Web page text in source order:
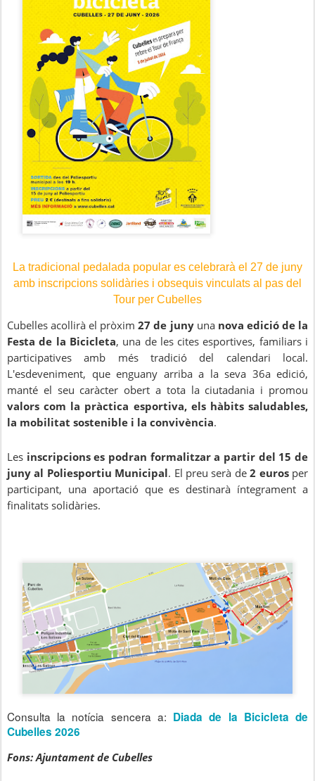
La tradicional pedalada popular es celebrarà el 27 de juny
amb inscripcions solidàries i obsequis vinculats al pas del
Tour per Cubelles
Cubelles acollirà el pròxim27 de juny una nova edició de la
Festa de la Bicicleta, una de les cites esportives, familiars i
participatives amb més tradició del calendari local.
L'esdeveniment, que enguany arriba a la seva 36a edició,
manté el seu caràcter obert a tota la ciutadania i promou
valors com la pràctica esportiva, els hàbits saludables,
la mobilitat sostenible i la convivència.
Les inscripcions es podran formalitzar a partir del 15 de
juny al Poliesportiu Municipal. El preu serà de2 eurosper
participant, una aportació que es destinarà íntegrament a
finalitats solidàries.
Consulta la notícia sencera a: Diada de la Bicicleta de
Cubelles 2026
Fons: Ajuntament de Cubelles